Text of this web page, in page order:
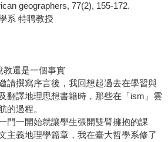
geographers, 77(2), 155-172.
系 特聘教授
教還是一個事實
撰寫序言後，我回想起過去在學習與
翻譯地理思想書籍時，那些在「ism」雲
的過程。
一開始就讓學生張開雙臂擁抱的課
主義地理學篇章，我在臺大哲學系修了